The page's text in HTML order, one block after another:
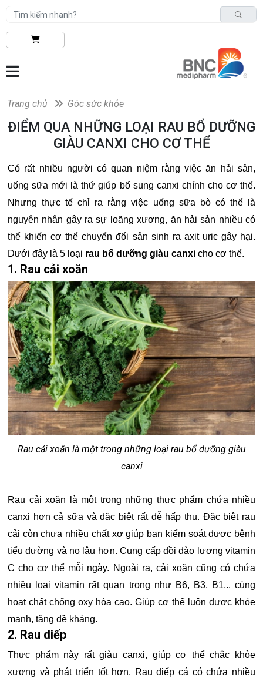
Trang chủ Góc sức khỏe
ĐIỂM QUA NHỮNG LOẠI RAU BỔ DƯỠNG
GIÀU CANXI CHO CƠ THỂ
Có rất nhiều người có quan niệm rằng việc ăn hải sản,
uống sữa mới là thứ giúp bổ sung canxi chính cho cơ thể.
Nhưng thực tế chỉ ra rằng việc uống sữa bò có thể là
nguyên nhân gây ra sự loãng xương, ăn hải sản nhiều có
thể khiến cơ thể chuyển đổi sản sinh ra axit uric gây hại.
Dưới đây là 5 loại rau bổ dưỡng giàu canxi cho cơ thể.
1. Rau cải xoăn
Rau cải xoăn là một trong những loại rau bổ dưỡng giàu
canxi
Rau cải xoăn là một trong những thực phẩm chứa nhiều
canxi hơn cả sữa và đặc biệt rất dễ hấp thụ. Đặc biệt rau
cải còn chưa nhiều chất xơ giúp bạn kiểm soát được bệnh
tiểu đường và no lâu hơn. Cung cấp dồi dào lượng vitamin
C cho cơ thể mỗi ngày. Ngoài ra, cải xoăn cũng có chứa
nhiều loại vitamin rất quan trọng như B6, B3, B1,.. cùng
hoạt chất chống oxy hóa cao. Giúp cơ thể luôn được khỏe
mạnh, tăng đề kháng.
2. Rau diếp
Thực phẩm này rất giàu canxi, giúp cơ thể chắc khỏe
xương và phát triển tốt hơn. Rau diếp cá có chứa nhiều